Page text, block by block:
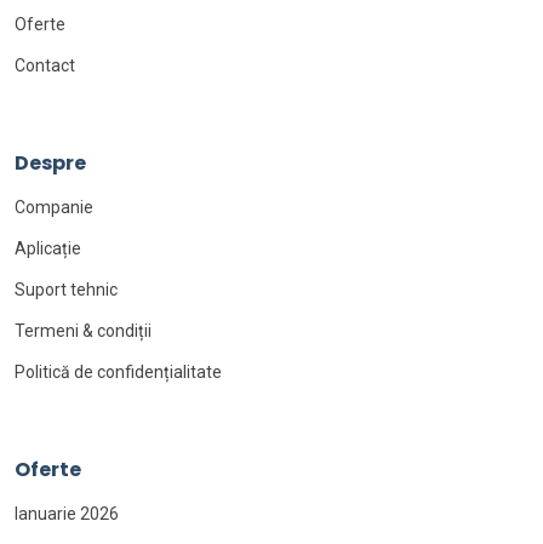
Oferte
Contact
Despre
Companie
Aplicație
Suport tehnic
Termeni & condiții
Politică de confidențialitate
Oferte
Ianuarie 2026